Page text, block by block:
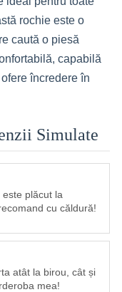
rochie este o
caută o piesă
capabilă
încredere în
Simulate
plăcut la
cu căldură!
atât la birou, cât și
mea!